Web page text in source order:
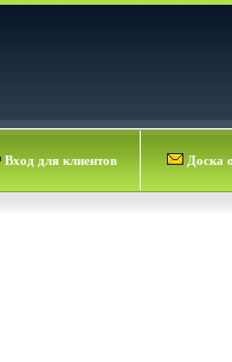
Вход для клиентов Доска